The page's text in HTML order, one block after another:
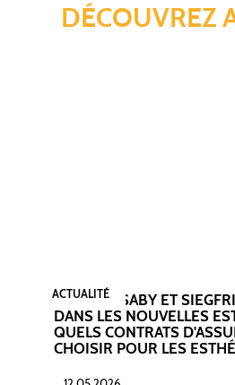
DÉCOUVREZ
ET SIEGFRIED BERQUEZ,
ESTHÉTIQUES :
D'ASSURANCES
LES ESTHÉTICIENNES ?